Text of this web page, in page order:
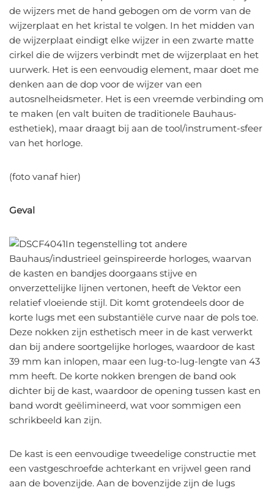
de wijzers met de hand gebogen om de vorm van de
wijzerplaat en het kristal te volgen. In het midden van
de wijzerplaat eindigt elke wijzer in een zwarte matte
cirkel die de wijzers verbindt met de wijzerplaat en het
uurwerk. Het is een eenvoudig element, maar doet me
denken aan de dop voor de wijzer van een
autosnelheidsmeter. Het is een vreemde verbinding om
te maken (en valt buiten de traditionele Bauhaus-
esthetiek), maar draagt ​​bij aan de tool/instrument-sfeer
van het horloge.
(foto vanaf hier)
Geval
In tegenstelling tot andere
Bauhaus/industrieel geïnspireerde horloges, waarvan
de kasten en bandjes doorgaans stijve en
onverzettelijke lijnen vertonen, heeft de Vektor een
relatief vloeiende stijl. Dit komt grotendeels door de
korte lugs met een substantiële curve naar de pols toe.
Deze nokken zijn esthetisch meer in de kast verwerkt
dan bij andere soortgelijke horloges, waardoor de kast
39 mm kan inlopen, maar een lug-to-lug-lengte van 43
mm heeft. De korte nokken brengen de band ook
dichter bij de kast, waardoor de opening tussen kast en
band wordt geëlimineerd, wat voor sommigen een
schrikbeeld kan zijn.
De kast is een eenvoudige tweedelige constructie met
een vastgeschroefde achterkant en vrijwel geen rand
aan de bovenzijde. Aan de bovenzijde zijn de lugs